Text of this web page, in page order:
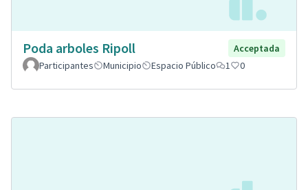
Poda arboles Ripoll
Acceptada
Participantes
Municipio Espacio Público 1 0